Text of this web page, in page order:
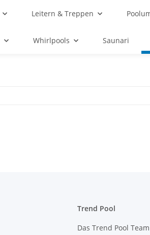
Leitern & Treppen
Whirlpools Saunari
Trend Pool
Das Trend Pool Team